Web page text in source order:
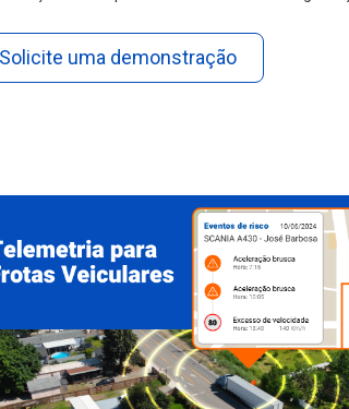
Solicite uma demonstração